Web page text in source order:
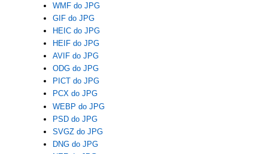
WMF do JPG
GIF do JPG
HEIC do JPG
HEIF do JPG
AVIF do JPG
ODG do JPG
PICT do JPG
PCX do JPG
WEBP do JPG
PSD do JPG
SVGZ do JPG
DNG do JPG